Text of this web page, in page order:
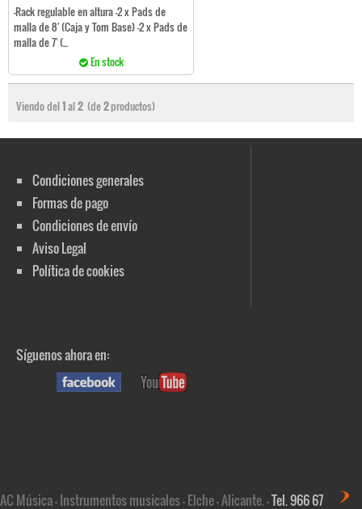
-Rack regulable en altura -2 x Pads de
malla de 8' (Caja y Tom Base) -2 x Pads de
malla de 7' (...
En stock
Viendo del1al2 (de2productos)
Condiciones generales
Formas de pago
Condiciones de envío
Aviso Legal
Política de cookies
Síguenos ahora en:
AC Música - Instrumentos musicales - Elche - Alicante. -Tel. 966 67